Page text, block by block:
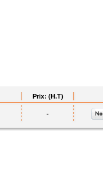
Prix: (H.T)
-